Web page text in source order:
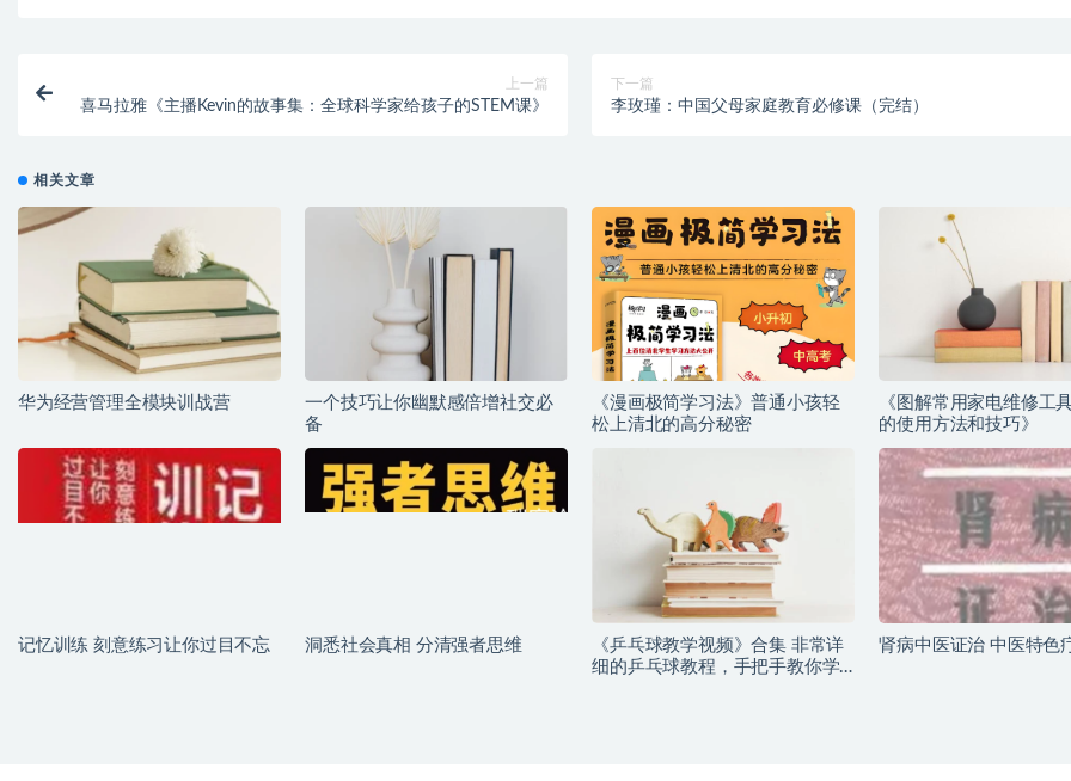
上一篇
喜马拉雅《主播Kevin的故事集：全球科学家给孩子的STEM课》
下一篇
李玫瑾：中国父母家庭教育必修课（完结）
相关文章
华为经营管理全模块训战营
一个技巧让你幽默感倍增社交必
备
《漫画极简学习法》普通小孩轻
松上清北的高分秘密
《图解常用家电维修工
的使用方法和技巧》
记忆训练 刻意练习让你过目不忘 洞悉社会真相 分清强者思维
《乒乓球教学视频》合集 非常详
细的乒乓球教程，手把手教你学
肾病中医证治 中医特色